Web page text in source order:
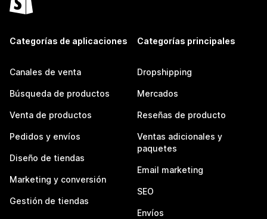
Categorías de aplicaciones
Canales de venta
Búsqueda de productos
Venta de productos
Pedidos y envíos
Diseño de tiendas
Marketing y conversión
Gestión de tiendas
Categorías principales
Dropshipping
Mercados
Reseñas de producto
Ventas adicionales y
paquetes
Email marketing
SEO
Envíos